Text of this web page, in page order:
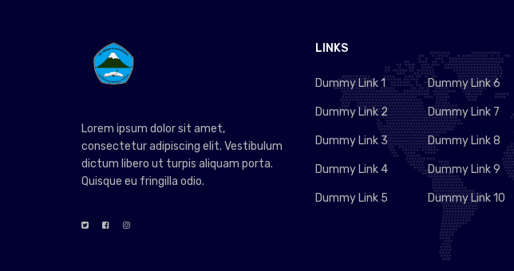
Lorem ipsum dolor sit amet,
consectetur adipiscing elit. Vestibulum
dictum libero ut turpis aliquam porta.
Quisque eu fringilla odio.
LINKS
Dummy Link 1
Dummy Link 2
Dummy Link 3
Dummy Link 4
Dummy Link 5
Dummy Link 6
Dummy Link 7
Dummy Link 8
Dummy Link 9
Dummy Link 10